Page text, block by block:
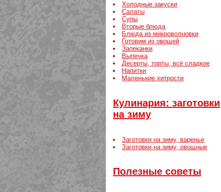
Холодные закуски
Салаты
Супы
Вторые блюда
Блюда из микроволновки
Готовим из овощей
Запеканки
Выпечка
Десерты, торты, всё сладкое
Напитки
Маленькие хитрости
Кулинария: заготовки
на зиму
Заготовки на зиму, варенье
Заготовки на зиму, овощные
Полезные советы